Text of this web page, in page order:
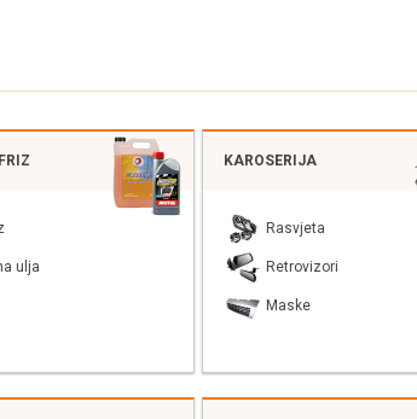
ulja
KAROSERIJA
Rasvjeta
Retrovizori
Maske